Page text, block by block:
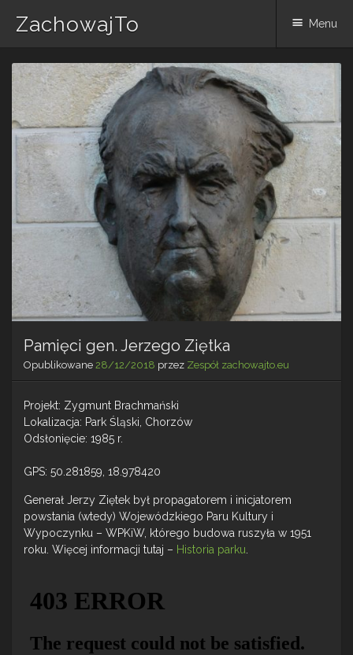
ZachowajTo Menu
Skip
content
Pamięci gen. Jerzego Ziętka
Opublikowane 28/12/2018 przez Zespół zachowajto.eu
Projekt: Zygmunt Brachmański
Lokalizacja: Park Śląski, Chorzów
Odsłonięcie: 1985 r.
GPS: 50.281859, 18.978420
Generał Jerzy Ziętek był propagatorem i inicjatorem
powstania (wtedy) Wojewódzkiego Paru Kultury i
Wypoczynku – WPKiW, którego budowa ruszyła w 1951
roku. Więcej informacji tutaj – Historia parku.